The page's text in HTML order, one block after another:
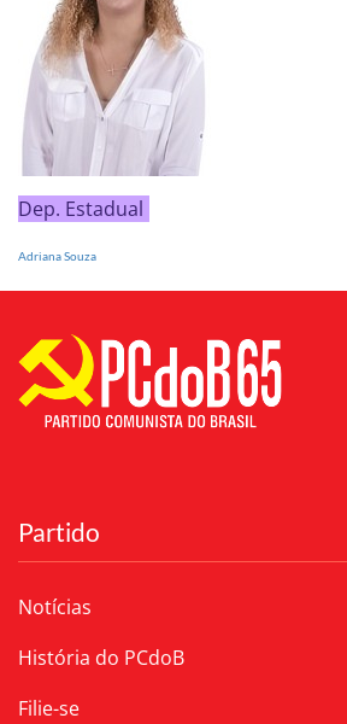
Dep. Estadual
Adriana Souza
Partido
Notícias
História do PCdoB
Filie-se